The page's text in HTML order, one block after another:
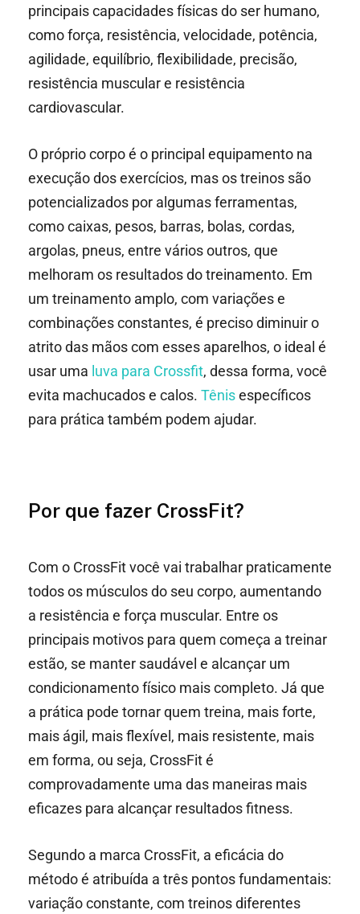
principais capacidades físicas do ser humano,
como força, resistência, velocidade, potência,
agilidade, equilíbrio, flexibilidade, precisão,
resistência muscular e resistência
cardiovascular.
O próprio corpo é o principal equipamento na
execução dos exercícios, mas os treinos são
potencializados por algumas ferramentas,
como caixas, pesos, barras, bolas, cordas,
argolas, pneus, entre vários outros, que
melhoram os resultados do treinamento. Em
um treinamento amplo, com variações e
combinações constantes, é preciso diminuir o
atrito das mãos com esses aparelhos, o ideal é
usar uma luva para Crossfit, dessa forma, você
evita machucados e calos. Tênisespecíficos
para prática também podem ajudar.
Por que fazer CrossFit?
Com o CrossFit você vai trabalhar praticamente
todos os músculos do seu corpo, aumentando
a resistência e força muscular. Entre os
principais motivos para quem começa a treinar
estão, se manter saudável e alcançar um
condicionamento físico mais completo. Já que
a prática pode tornar quem treina, mais forte,
mais ágil, mais flexível, mais resistente, mais
em forma, ou seja, CrossFit é
comprovadamente uma das maneiras mais
eficazes para alcançar resultados fitness.
Segundo a marca CrossFit, a eficácia do
método é atribuída a três pontos fundamentais:
variação constante, com treinos diferentes